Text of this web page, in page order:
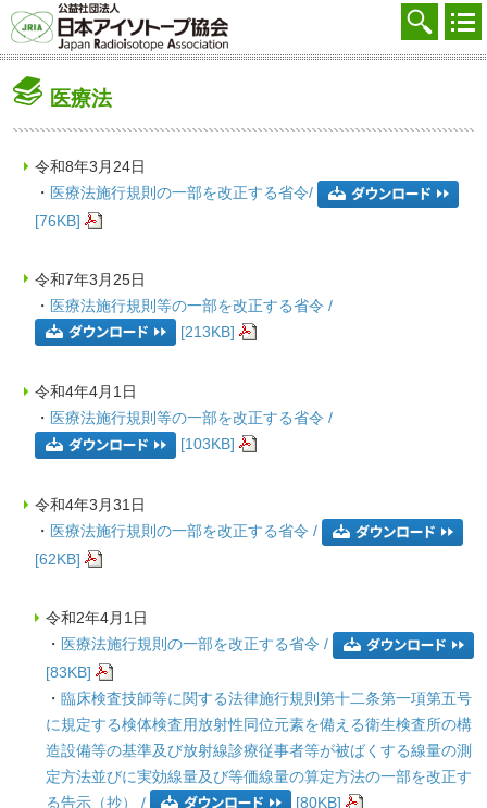
協会を知る
学ぶ・調べる
FAQ
交通アクセス
お問合せ
医療法
令和8年3月24日
・ 医療法施行規則の一部を改正する省令/
[76KB]
令和7年3月25日
・ 医療法施行規則等の一部を改正する省令 /
[213KB]
令和4年4月1日
・ 医療法施行規則等の一部を改正する省令 /
[103KB]
令和4年3月31日
・ 医療法施行規則の一部を改正する省令 /
[62KB]
令和2年4月1日
・ 医療法施行規則の一部を改正する省令 /
[83KB]
・ 臨床検査技師等に関する法律施行規則第十二条第一項第五号
に規定する検体検査用放射性同位元素を備える衛生検査所の構
造設備等の基準及び放射線診療従事者等が被ばくする線量の測
定方法並びに実効線量及び等価線量の算定方法の一部を改正す
る告示（抄） /
[80KB]